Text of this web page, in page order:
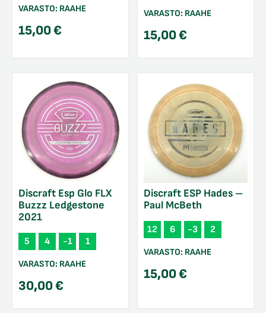
VARASTO: RAAHE
15,00€
VARASTO: RAAHE
15,00€
Discraft Esp Glo FLX
Buzzz Ledgestone
2021
5 4 -1 1
VARASTO: RAAHE
30,00€
Discraft ESP Hades –
Paul McBeth
12 6 -3 2
VARASTO: RAAHE
15,00€